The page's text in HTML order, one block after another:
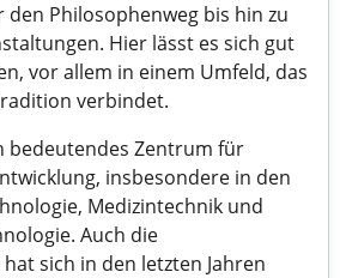
Philosophenweg bis hin zu
Hier lässt es sich gut
vor allem in einem Umfeld, das
verbindet.
bedeutendes Zentrum für
insbesondere in den
Medizintechnik und
Auch die
sich in den letzten Jahren